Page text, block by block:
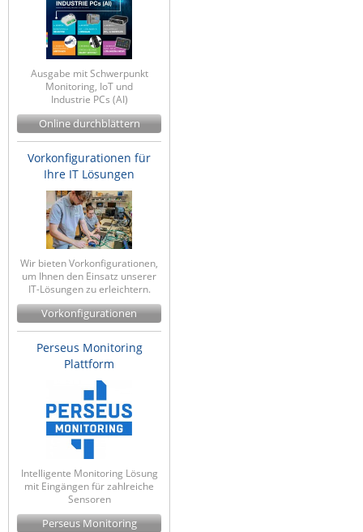
Ausgabe mit Schwerpunkt
Monitoring, IoT und
Industrie PCs (AI)
Online durchblättern
Vorkonfigurationen für
Ihre IT Lösungen
Wir bieten Vorkonfigurationen,
um Ihnen den Einsatz unserer
IT-Lösungen zu erleichtern.
Vorkonfigurationen
Perseus Monitoring
Plattform
Intelligente Monitoring Lösung
mit Eingängen für zahlreiche
Sensoren
Perseus Monitoring